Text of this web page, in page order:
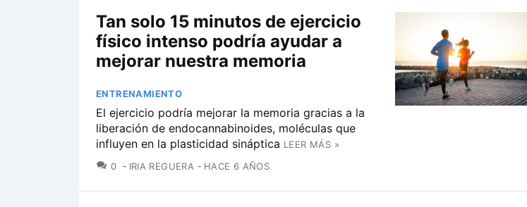
Tan solo 15 minutos de ejercicio
físico intenso podría ayudar a
mejorar nuestra memoria
ENTRENAMIENTO
El ejercicio podría mejorar la memoria gracias a la
liberación de endocannabinoides, moléculas que
influyen en la plasticidad sináptica LEER MÁS »
0 COMENTARIOS
IRIA REGUERA HACE 6 AÑOS